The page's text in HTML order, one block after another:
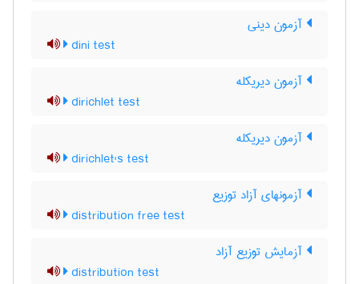
آزمون دینی
dini test
آزمون دیریکله
dirichlet test
آزمون دیریکله
dirichlet's test
آزمونهای آزاد توزیع
distribution free test
آزمایش توزیع آزاد
distribution test